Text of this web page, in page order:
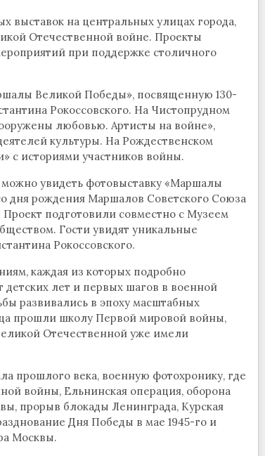
выставок на центральных улицах города,
Отечественной войне. Проекты
при поддержке столичного
Великой Победы», посвященную 130-
Рокоссовского. На Чистопрудном
любовью. Артисты на войне»,
культуры. На Рождественском
с историями участников войны.
можно увидеть фотовыставку «Маршалы
дня рождения Маршалов Советского Союза
подготовили совместно с Музеем
Гости увидят уникальные
Рокоссовского.
каждая из которых подробно
лет и первых шагов в военной
развивались в эпоху масштабных
прошли школу Первой мировой войны,
Отечественной уже имели
прошлого века, военную фотохронику, где
войны, Ельнинская операция, оборона
прорыв блокады Ленинграда, Курская
Дня Победы в мае 1945-го и
Москвы.